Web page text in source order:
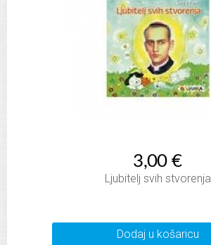
3,00 €
Ljubitelj svih stvorenja
Dodaj u košaricu